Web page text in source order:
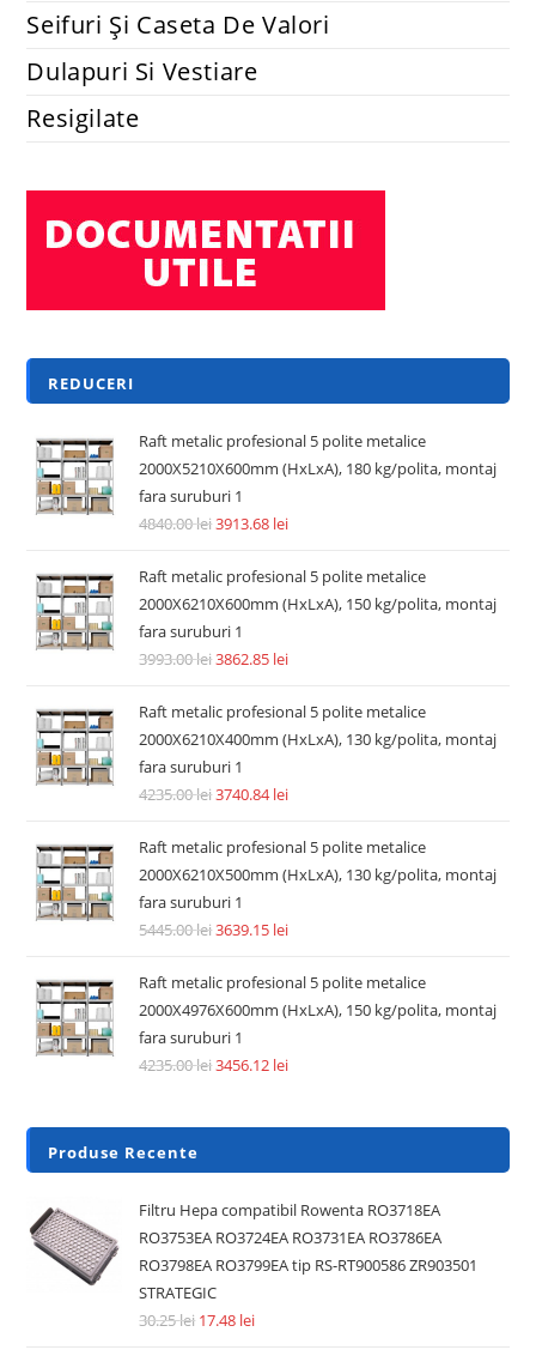
Seifuri Și Caseta De Valori
Dulapuri Si Vestiare
Resigilate
REDUCERI
Raft metalic profesional 5 polite metalice
2000X5210X600mm (HxLxA), 180 kg/polita, montaj
fara suruburi 1
4840.00lei3913.68 lei
Raft metalic profesional 5 polite metalice
2000X6210X600mm (HxLxA), 150 kg/polita, montaj
fara suruburi 1
3993.00lei3862.85 lei
Raft metalic profesional 5 polite metalice
2000X6210X400mm (HxLxA), 130 kg/polita, montaj
fara suruburi 1
4235.00lei3740.84lei
Raft metalic profesional 5 polite metalice
2000X6210X500mm (HxLxA), 130 kg/polita, montaj
fara suruburi 1
5445.00lei3639.15 lei
Raft metalic profesional 5 polite metalice
2000X4976X600mm (HxLxA), 150 kg/polita, montaj
fara suruburi 1
4235.00lei3456.12 lei
Produse Recente
Filtru Hepa compatibil Rowenta RO3718EA
RO3753EA RO3724EA RO3731EA RO3786EA
RO3798EA RO3799EA tip RS-RT900586 ZR903501
STRATEGIC
30.25lei 17.48 lei